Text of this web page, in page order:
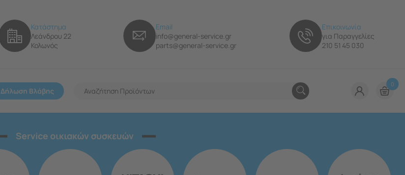
Κατάστημα
Λεάνδρου 22
Κολωνός
Email
info@general-service.gr
parts@general-service.gr
Επικοινωνία
για Παραγγελίες
210 51 45 030
Δήλωση Βλάβης
0
Service οικιακών συσκευών